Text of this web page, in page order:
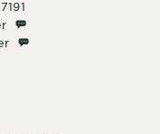
Facebook Messenger
WhatsApp Messenger